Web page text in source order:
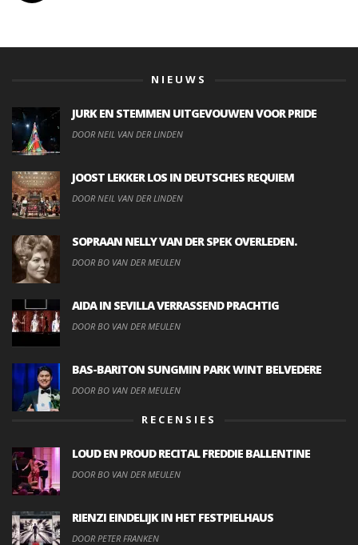
NIEUWS
JURK EN STEMMEN UITGEVOUWEN VOOR PRIDE
DOOR NEIL VAN DER LINDEN
JOOST LEKKER LOS IN DEUTSCHES REQUIEM
DOOR NEIL VAN DER LINDEN
SOPRAAN NELLY VAN DER SPEK OVERLEDEN.
DOOR BO VAN DER MEULEN
AIDA IN SEVILLA VERRASSEND PRACHTIG
DOOR BO VAN DER MEULEN
BAS-BARITON SUNGMIN PARK WINT BELVEDERE
DOOR BO VAN DER MEULEN
RECENSIES
LOUD EN PROUD RECITAL FREDDIE BALLENTINE
DOOR BO VAN DER MEULEN
RIENZI EINDELIJK IN HET FESTPIELHAUS
DOOR PETER FRANKEN